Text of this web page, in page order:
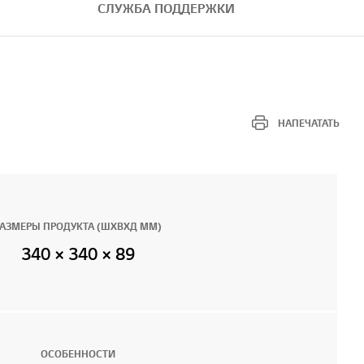
СЛУЖБА ПОДДЕРЖКИ
НАПЕЧАТАТЬ
ПРОДУКТА (ШXВXД ММ)
340 × 340 × 89
ОСОБЕННОСТИ